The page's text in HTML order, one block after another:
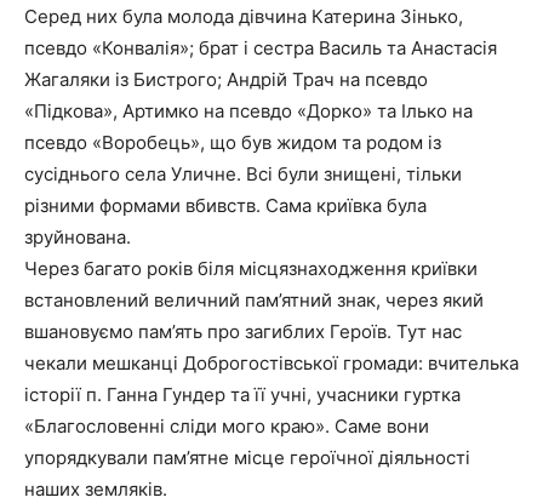
Серед них була молода дівчина Катерина Зінько,
псевдо «Конвалія»; брат і сестра Василь та Анастасія
Жагаляки із Бистрого; Андрій Трач на псевдо
«Підкова», Артимко на псевдо «Дорко» та Ілько на
псевдо «Воробець», що був жидом та родом із
сусіднього села Уличне. Всі були знищені, тільки
різними формами вбивств. Сама криївка була
зруйнована.
Через багато років біля місцязнаходження криївки
встановлений величний пам’ятний знак, через який
вшановуємо пам’ять про загиблих Героїв. Тут нас
чекали мешканці Доброгостівської громади: вчителька
історії п. Ганна Гундер та її учні, учасники гуртка
«Благословенні сліди мого краю». Саме вони
упорядкували пам’ятне місце героїчної діяльності
наших земляків.